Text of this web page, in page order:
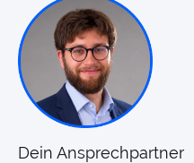
Dein Ansprechpartner